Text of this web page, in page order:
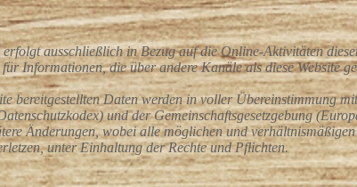
ausschließlich in Bezug auf die Online-Aktivitäten
Informationen, die über andere Kanäle als diese Website
bereitgestellten Daten werden in voller Übereinstimmung
und der Gemeinschaftsgesetzgebung
Änderungen, wobei alle möglichen und
unter Einhaltung der Rechte und Pflichten.